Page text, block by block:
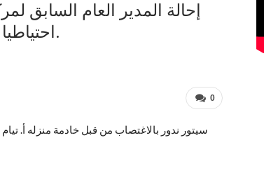
إحالة المدير العام السابق
احتياطيا بتهمة اغتصاب فتاة دون العشرين من عمرها.
0